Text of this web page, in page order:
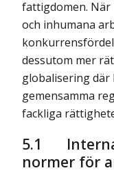
fattigdomen. När
och inhumana
dessutom mer
globalisering
gemensamma
fackliga
5.1
normer för